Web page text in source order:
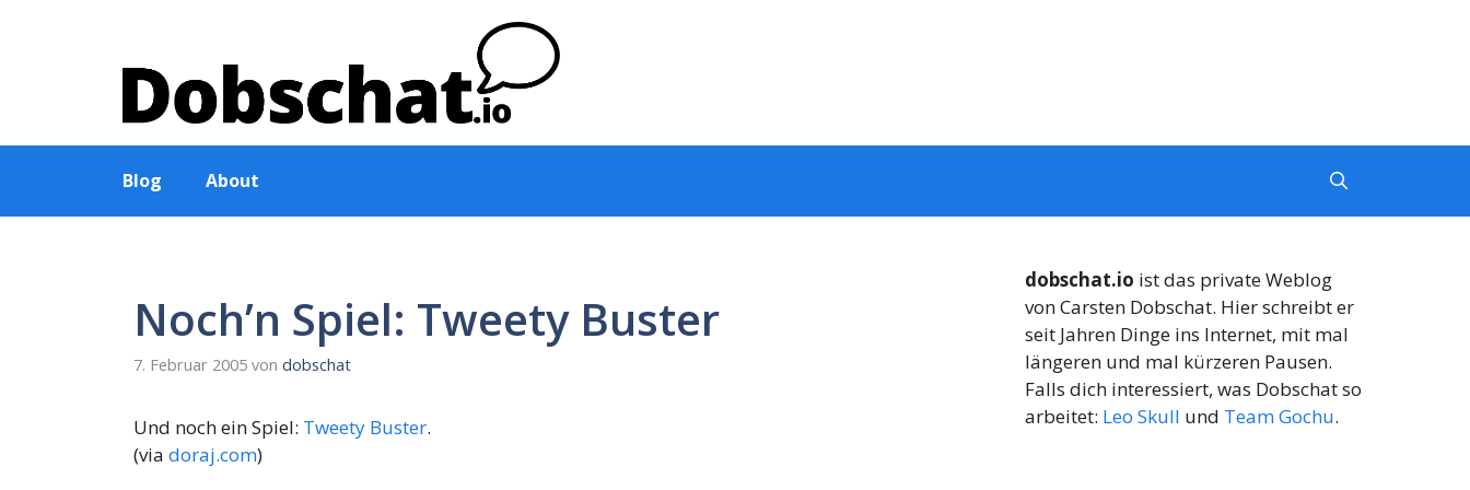
Blog About
Noch’n Spiel: Tweety Buster
7. Februar 2005 von dobschat
Und noch ein Spiel: Tweety Buster.
(via doraj.com)
dobschat.io ist das private Weblog
von Carsten Dobschat. Hier schreibt er
seit Jahren Dinge ins Internet, mit mal
längeren und mal kürzeren Pausen.
Falls dich interessiert, was Dobschat so
arbeitet: Leo Skull und Team Gochu.